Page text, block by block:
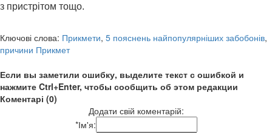
з пристрітом тощо.
Ключові слова: Прикмети, 5 пояснень найпопулярніших забобонів,
причини Прикмет
Если вы заметили ошибку, выделите текст с ошибкой и
нажмите Ctrl+Enter, чтобы сообщить об этом редакции
Коментарі (0)
Додати свій коментарій:
*Ім'я: